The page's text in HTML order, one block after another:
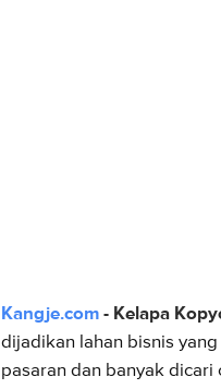
Kangje.com - Kelapa
dijadikan lahan bisnis
pasaran dan banyak